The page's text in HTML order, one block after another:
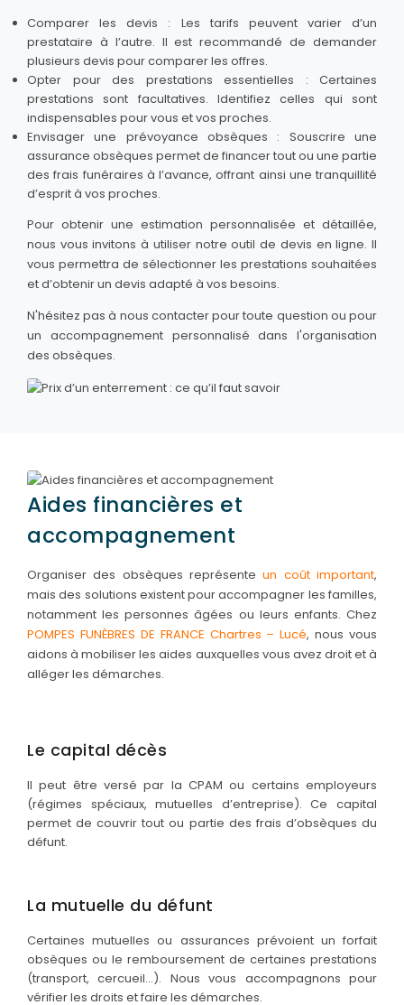
Comparer les devis : Les tarifs peuvent varier d’un
prestataire à l’autre. Il est recommandé de demander
plusieurs devis pour comparer les offres.
Opter pour des prestations essentielles : Certaines
prestations sont facultatives. Identifiez celles qui sont
indispensables pour vous et vos proches.
Envisager une prévoyance obsèques : Souscrire une
assurance obsèques permet de financer tout ou une partie
des frais funéraires à l’avance, offrant ainsi une tranquillité
d’esprit à vos proches.
Pour obtenir une estimation personnalisée et détaillée,
nous vous invitons à utiliser notre outil de devis en ligne. Il
vous permettra de sélectionner les prestations souhaitées
et d’obtenir un devis adapté à vos besoins.
N'hésitez pas à nous contacter pour toute question ou pour
un accompagnement personnalisé dans l'organisation
des obsèques.
Aides financières et
accompagnement
Organiser des obsèques représenteun coût important,
mais des solutions existent pour accompagner les familles,
notamment les personnes âgées ou leurs enfants. Chez
POMPES FUNÈBRES DE FRANCE Chartres – Lucé, nous vous
aidons à mobiliser les aides auxquelles vous avez droit et à
alléger les démarches.
Le capital décès
Il peut être versé par la CPAM ou certains employeurs
(régimes spéciaux, mutuelles d’entreprise). Ce capital
permet de couvrir tout ou partie des frais d’obsèques du
défunt.
La mutuelle du défunt
Certaines mutuelles ou assurances prévoient un forfait
obsèques ou le remboursement de certaines prestations
(transport, cercueil…). Nous vous accompagnons pour
vérifier les droits et faire les démarches.